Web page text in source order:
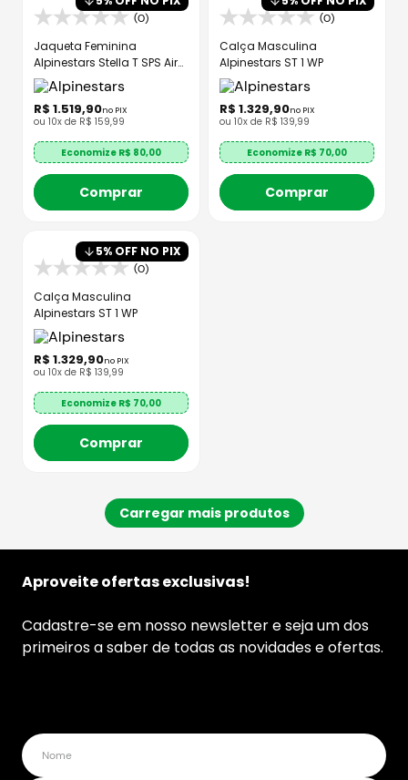
(0)
Jaqueta Feminina
Alpinestars Stella T SPS Air
V2
R$ 1.519,90no PIX
ou 10x de R$ 159,99
Economize R$ 80,00
Comprar
(0)
Calça Masculina
Alpinestars ST 1 WP
R$ 1.329,90no PIX
ou 10x de R$ 139,99
Economize R$ 70,00
Comprar
5% OFF NO PIX
(0)
Calça Masculina
Alpinestars ST 1 WP
R$ 1.329,90no PIX
ou 10x de R$ 139,99
Economize R$ 70,00
Comprar
Aproveite ofertas exclusivas!
Cadastre-se em nosso newsletter e seja um dos
primeiros a saber de todas as novidades e ofertas.